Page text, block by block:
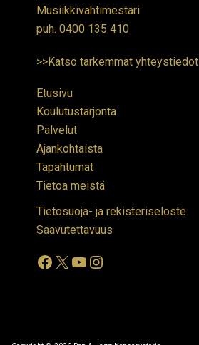
Musiikkivahtimestari
puh. 0400 135 410
>>Katso tarkemmat yhteystiedot
Etusivu
Koulutustarjonta
Palvelut
Ajankohtaista
Tapahtumat
Tietoa meistä
Tietosuoja- ja rekisteriseloste
Saavutettavuus
Facebook
X YouTube
Instagram